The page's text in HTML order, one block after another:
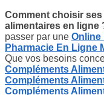
Comment choisir
alimentaires en ligne
passer par une Online
Pharmacie En Ligne
Que vos besoins
Compléments
Compléments
Compléments